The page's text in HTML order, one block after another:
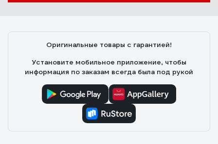
Оригинальные товары с гарантией!
Установите мобильное приложение, чтобы
информация по заказам всегда была под рукой